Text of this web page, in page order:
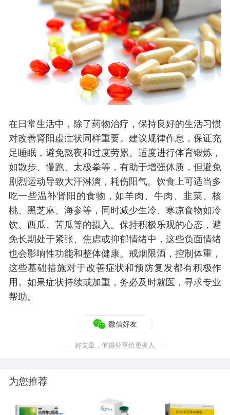
在日常生活中，除了药物治疗，保持良好的生活习惯
对改善肾阳虚症状同样重要。建议规律作息，保证充
足睡眠，避免熬夜和过度劳累。适度进行体育锻炼，
如散步、慢跑、太极拳等，有助于增强体质，但避免
剧烈运动导致大汗淋漓，耗伤阳气。饮食上可适当多
吃一些温补肾阳的食物，如羊肉、牛肉、韭菜、核
桃、黑芝麻、海参等，同时减少生冷、寒凉食物如冷
饮、西瓜、苦瓜等的摄入。保持积极乐观的心态，避
免长期处于紧张、焦虑或抑郁情绪中，这些负面情绪
也会影响性功能和整体健康。戒烟限酒，控制体重，
这些基础措施对于改善症状和预防复发都有积极作
用。如果症状持续或加重，务必及时就医，寻求专业
帮助。
微信好友
好文章，值得分享给更多人
为您推荐